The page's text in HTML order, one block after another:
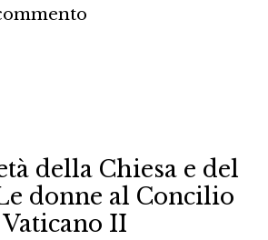
della Chiesa e del
donne al Concilio
Vaticano II